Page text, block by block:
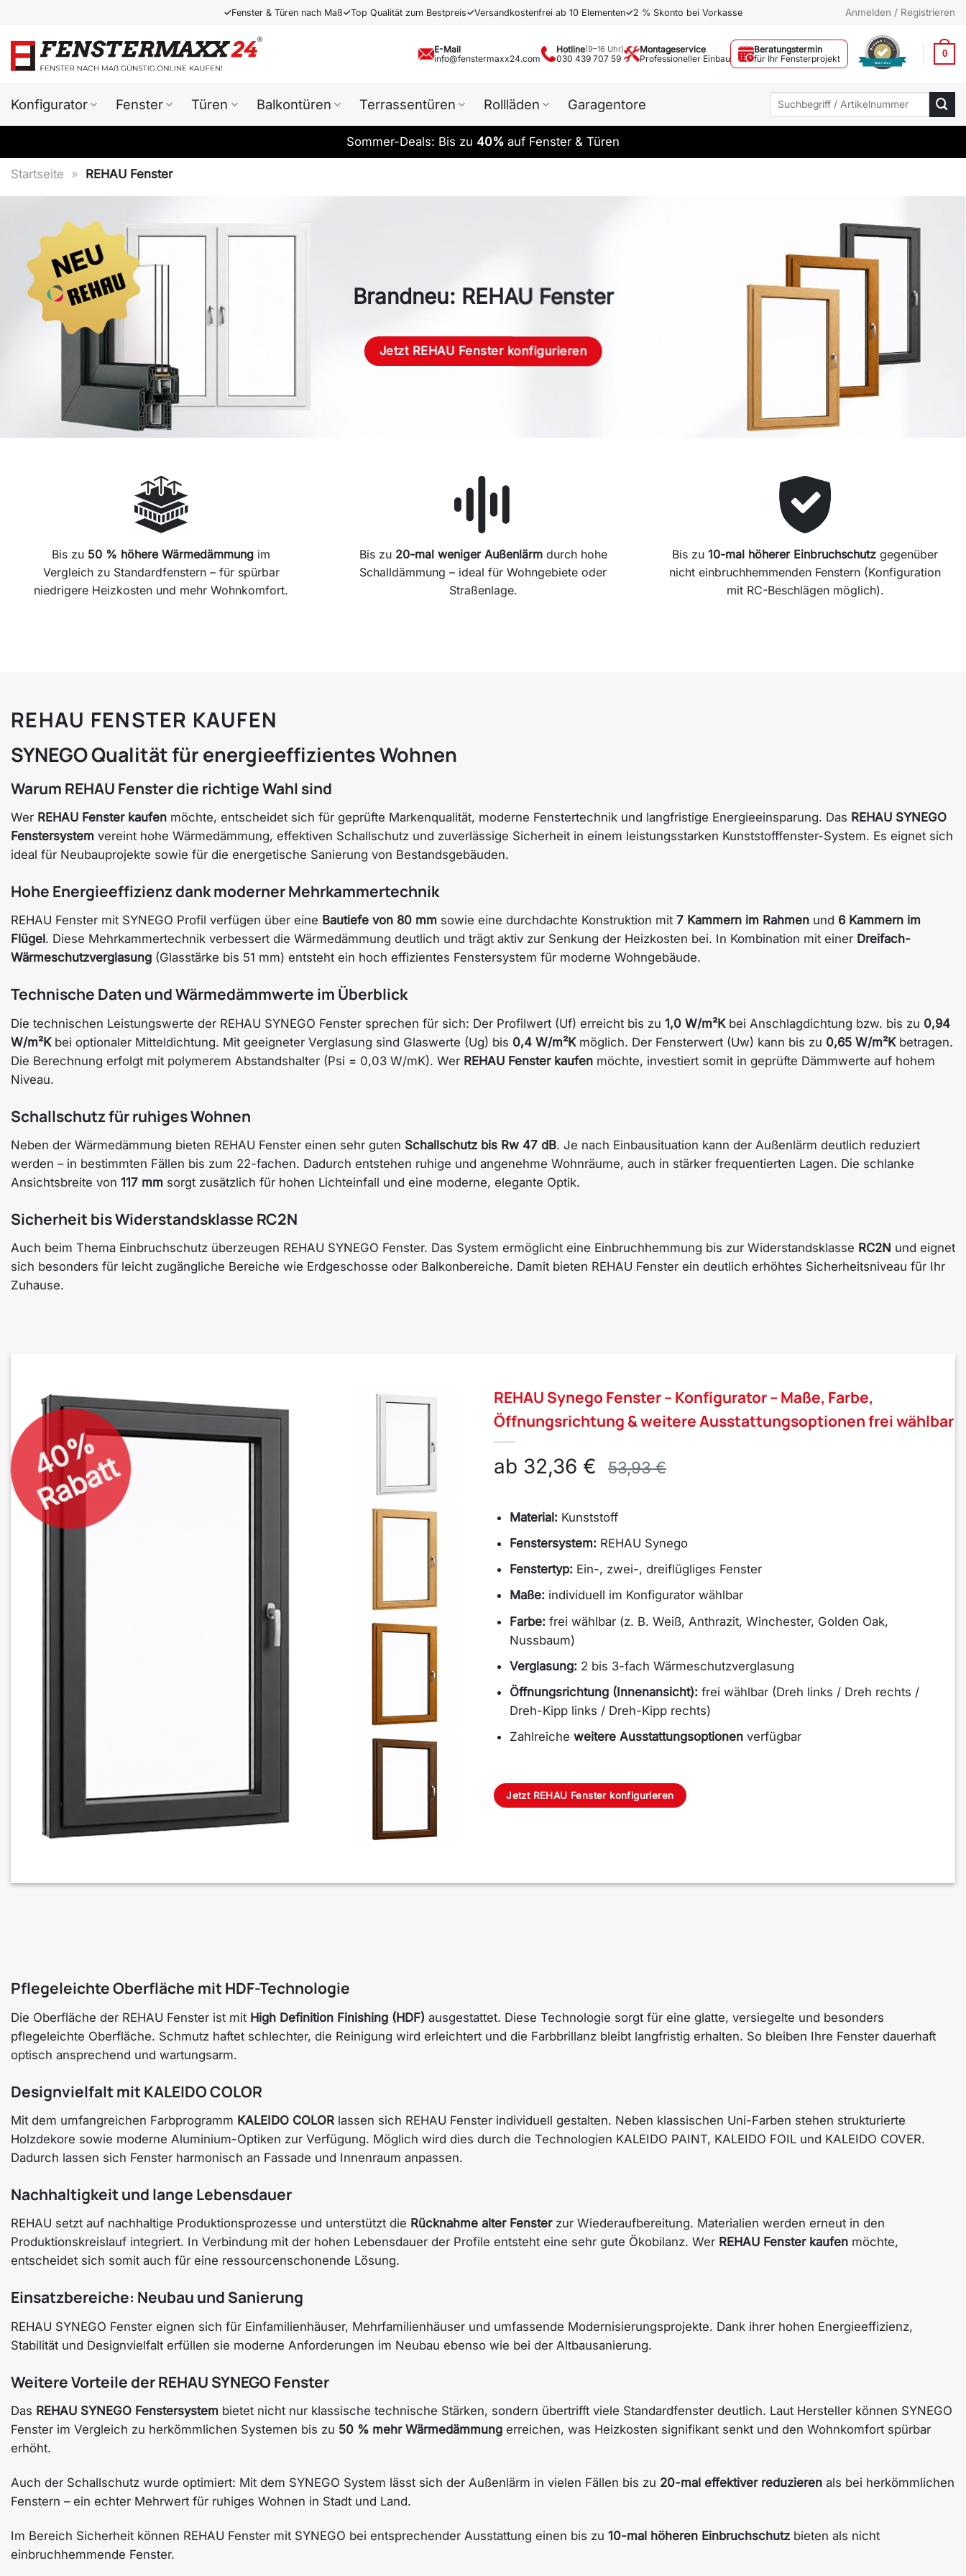
springen
✓Fenster & Türen nach Maß✓Top Qualität zum Bestpreis✓Versandkostenfrei ab 10 Elementen✓2 % Skonto bei Vorkasse Anmelden / Registrieren
E-Mail
info@fenstermaxx24.com
Hotline(9–16 Uhr)
030 439 707 59
Montageservice
Professioneller Einbau
Beratungstermin
für Ihr Fensterprojekt
Mehr Infos
0
Konfigurator Fenster Türen Balkontüren Terrassentüren Rollläden Garagentore
Suchen
Sommer-Deals: Bis zu 40% auf Fenster & Türen
Startseite » REHAU Fenster
Brandneu: REHAU Fenster
Jetzt REHAU Fenster konfigurieren
Bis zu 50 % höhere Wärmedämmung im
Vergleich zu Standardfenstern – für spürbar
niedrigere Heizkosten und mehr Wohnkomfort.
Bis zu 20-mal weniger Außenlärmdurch hohe
Schalldämmung – ideal für Wohngebiete oder
Straßenlage.
Bis zu 10-mal höherer Einbruchschutz gegenüber
nicht einbruchhemmenden Fenstern (Konfiguration
mit RC-Beschlägen möglich).
REHAU FENSTER KAUFEN
SYNEGO Qualität für energieeffizientes Wohnen
Warum REHAU Fenster die richtige Wahl sind
Wer REHAU Fenster kaufen möchte, entscheidet sich für geprüfte Markenqualität, moderne Fenstertechnik und langfristige Energieeinsparung. Das REHAU SYNEGO
Fenstersystem vereint hohe Wärmedämmung, effektiven Schallschutz und zuverlässige Sicherheit in einem leistungsstarken Kunststofffenster-System. Es eignet sich
ideal für Neubauprojekte sowie für die energetische Sanierung von Bestandsgebäuden.
Hohe Energieeffizienz dank moderner Mehrkammertechnik
REHAU Fenster mit SYNEGO Profil verfügen über eine Bautiefe von 80 mm sowie eine durchdachte Konstruktion mit 7 Kammern im Rahmen und 6 Kammern im
Flügel . Diese Mehrkammertechnik verbessert die Wärmedämmung deutlich und trägt aktiv zur Senkung der Heizkosten bei. In Kombination mit einer Dreifach-
Wärmeschutzverglasung (Glasstärke bis 51 mm) entsteht ein hoch effizientes Fenstersystem für moderne Wohngebäude.
Technische Daten und Wärmedämmwerte im Überblick
Die technischen Leistungswerte der REHAU SYNEGO Fenster sprechen für sich: Der Profilwert (Uf) erreicht bis zu 1,0 W/m²Kbei Anschlagdichtung bzw. bis zu 0,94
W/m²Kbei optionaler Mitteldichtung. Mit geeigneter Verglasung sind Glaswerte (Ug) bis 0,4 W/m²Kmöglich. Der Fensterwert (Uw) kann bis zu 0,65 W/m²Kbetragen.
Die Berechnung erfolgt mit polymerem Abstandshalter (Psi = 0,03 W/mK). Wer REHAU Fenster kaufen möchte, investiert somit in geprüfte Dämmwerte auf hohem
Niveau.
Schallschutz für ruhiges Wohnen
Neben der Wärmedämmung bieten REHAU Fenster einen sehr guten Schallschutz bis Rw 47 dB. Je nach Einbausituation kann der Außenlärm deutlich reduziert
werden – in bestimmten Fällen bis zum 22-fachen. Dadurch entstehen ruhige und angenehme Wohnräume, auch in stärker frequentierten Lagen. Die schlanke
Ansichtsbreite von 117 mm sorgt zusätzlich für hohen Lichteinfall und eine moderne, elegante Optik.
Sicherheit bis Widerstandsklasse RC2N
Auch beim Thema Einbruchschutz überzeugen REHAU SYNEGO Fenster. Das System ermöglicht eine Einbruchhemmung bis zur Widerstandsklasse RC2N und eignet
sich besonders für leicht zugängliche Bereiche wie Erdgeschosse oder Balkonbereiche. Damit bieten REHAU Fenster ein deutlich erhöhtes Sicherheitsniveau für Ihr
Zuhause.
40%
Rabatt
REHAU Synego Fenster – Konfigurator – Maße, Farbe,
Öffnungsrichtung & weitere Ausstattungsoptionen frei wählbar
ab 32,36 € 53,93 €
Material:Kunststoff
Fenstersystem:REHAU Synego
Fenstertyp:Ein-, zwei-, dreiflügliges Fenster
Maße:individuell im Konfigurator wählbar
Farbe:frei wählbar (z. B. Weiß, Anthrazit, Winchester, Golden Oak,
Nussbaum)
Verglasung:2 bis 3-fach Wärmeschutzverglasung
Öffnungsrichtung (Innenansicht):frei wählbar (Dreh links / Dreh rechts /
Dreh-Kipp links / Dreh-Kipp rechts)
Zahlreiche weitere Ausstattungsoptionenverfügbar
Jetzt REHAU Fenster konfigurieren
Pflegeleichte Oberfläche mit HDF-Technologie
Die Oberfläche der REHAU Fenster ist mit High Definition Finishing (HDF) ausgestattet. Diese Technologie sorgt für eine glatte, versiegelte und besonders
pflegeleichte Oberfläche. Schmutz haftet schlechter, die Reinigung wird erleichtert und die Farbbrillanz bleibt langfristig erhalten. So bleiben Ihre Fenster dauerhaft
optisch ansprechend und wartungsarm.
Designvielfalt mit KALEIDO COLOR
Mit dem umfangreichen Farbprogramm KALEIDO COLOR lassen sich REHAU Fenster individuell gestalten. Neben klassischen Uni-Farben stehen strukturierte
Holzdekore sowie moderne Aluminium-Optiken zur Verfügung. Möglich wird dies durch die Technologien KALEIDO PAINT, KALEIDO FOIL und KALEIDO COVER.
Dadurch lassen sich Fenster harmonisch an Fassade und Innenraum anpassen.
Nachhaltigkeit und lange Lebensdauer
REHAU setzt auf nachhaltige Produktionsprozesse und unterstützt die Rücknahme alter Fensterzur Wiederaufbereitung. Materialien werden erneut in den
Produktionskreislauf integriert. In Verbindung mit der hohen Lebensdauer der Profile entsteht eine sehr gute Ökobilanz. Wer REHAU Fenster kaufen möchte,
entscheidet sich somit auch für eine ressourcenschonende Lösung.
Einsatzbereiche: Neubau und Sanierung
REHAU SYNEGO Fenster eignen sich für Einfamilienhäuser, Mehrfamilienhäuser und umfassende Modernisierungsprojekte. Dank ihrer hohen Energieeffizienz,
Stabilität und Designvielfalt erfüllen sie moderne Anforderungen im Neubau ebenso wie bei der Altbausanierung.
Weitere Vorteile der REHAU SYNEGO Fenster
Das REHAU SYNEGO Fenstersystem bietet nicht nur klassische technische Stärken, sondern übertrifft viele Standardfenster deutlich. Laut Hersteller können SYNEGO
Fenster im Vergleich zu herkömmlichen Systemen bis zu 50 % mehr Wärmedämmung erreichen, was Heizkosten signifikant senkt und den Wohnkomfort spürbar
erhöht.
Auch der Schallschutz wurde optimiert: Mit dem SYNEGO System lässt sich der Außenlärm in vielen Fällen bis zu 20-mal effektiver reduzieren als bei herkömmlichen
Fenstern – ein echter Mehrwert für ruhiges Wohnen in Stadt und Land.
Im Bereich Sicherheit können REHAU Fenster mit SYNEGO bei entsprechender Ausstattung einen bis zu 10-mal höheren Einbruchschutz bieten als nicht
einbruchhemmende Fenster.